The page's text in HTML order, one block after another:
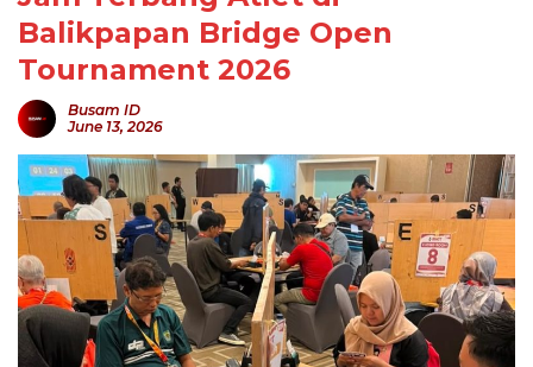
Balikpapan Bridge Open
Tournament 2026
Busam ID
June 13, 2026